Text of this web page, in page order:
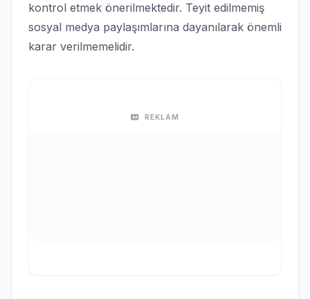
kontrol etmek önerilmektedir. Teyit edilmemiş
sosyal medya paylaşımlarına dayanılarak önemli
karar verilmemelidir.
REKLAM